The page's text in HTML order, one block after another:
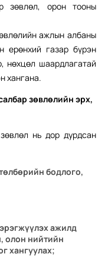
зөвлөл, орон тооны
ажлын албаны
ерөнхий газар бүрэн
нөхцөл шаардлагатай
хангана.
зөвлөлийн эрх,
нь дор дурдсан
бодлого,
ажилд
олон нийтийн
хангуулах;